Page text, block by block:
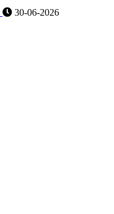
30-06-2026